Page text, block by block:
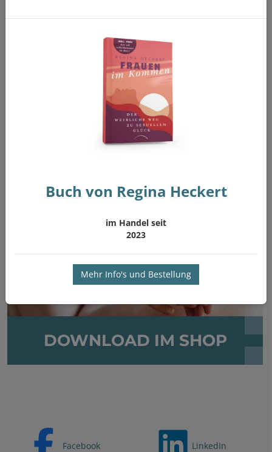
ORGASMUSGLÜCK FÜR JEDE FRAU
ZUM ONLINE-KURS
DOWNLOAD IM SHOP
Facebook LinkedIn
Buch von Regina Heckert
im Handel seit
2023
Mehr Info's und Bestellung